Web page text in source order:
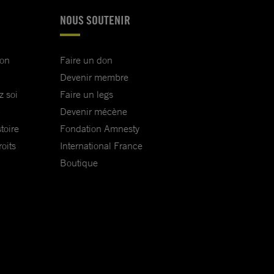
soi
NOUS SOUTENIR
Faire un don
Devenir membre
Faire un legs
Devenir mécène
Fondation Amnesty
International France
Boutique